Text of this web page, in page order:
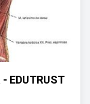
EDUTRUST